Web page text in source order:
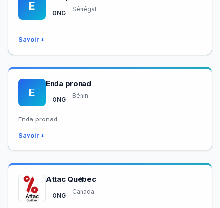
E
ONG
Sénégal
Savoir +
E
Enda pronad
ONG
Bénin
Enda pronad
Savoir +
Attac Québec
ONG
Canada